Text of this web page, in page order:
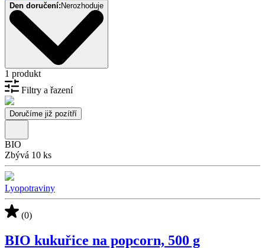
Den doručení: Nerozhoduje
1 produkt
Filtry a řazení
Doručíme již pozítří
BIO
Zbývá 10 ks
Lyopotraviny
(0)
BIO kukuřice na popcorn, 500 g